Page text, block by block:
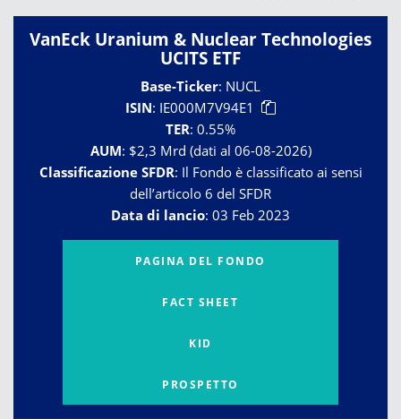
VanEck Uranium & Nuclear Technologies
UCITS ETF
Base-Ticker: NUCL
ISIN: IE000M7V94E1
TER: 0.55%
AUM: $2,3 Mrd (dati al 06-08-2026)
Classificazione SFDR: Il Fondo è classificato ai sensi
dell’articolo 6 del SFDR
Data di lancio: 03 Feb 2023
PAGINA DEL FONDO
FACT SHEET
KID
PROSPETTO